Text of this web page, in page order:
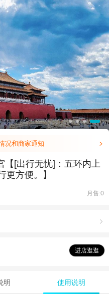
况和商家通知 
【[出行无忧]：五环内上
更方便。】
月售:0

进店逛逛
明 使用说明